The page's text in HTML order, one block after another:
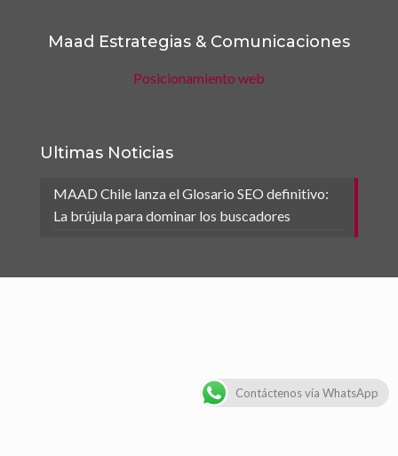
Maad Estrategias & Comunicaciones
Posicionamiento web
Ultimas Noticias
MAAD Chile lanza el Glosario SEO definitivo:
La brújula para dominar los buscadores
Contáctenos vía WhatsApp